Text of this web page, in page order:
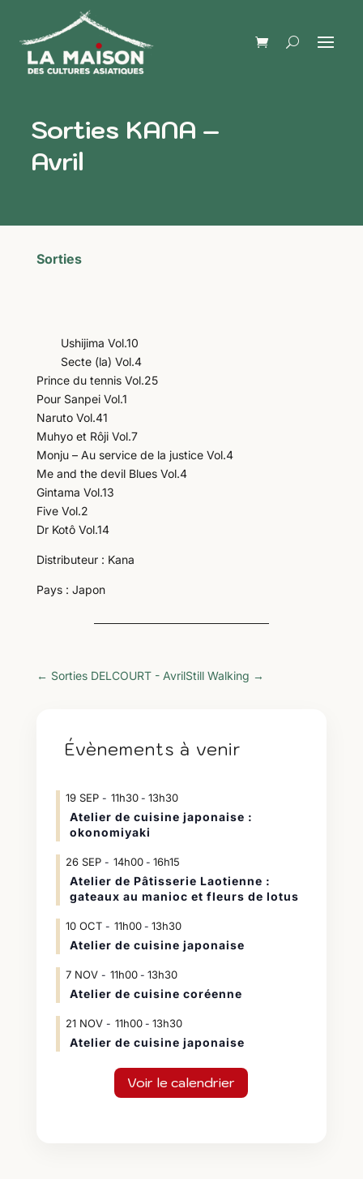
Sorties KANA –
Avril
Sorties
Ushijima Vol.10
Secte (la) Vol.4
Prince du tennis Vol.25
Pour Sanpei Vol.1
Naruto Vol.41
Muhyo et Rôji Vol.7
Monju – Au service de la justice Vol.4
Me and the devil Blues Vol.4
Gintama Vol.13
Five Vol.2
Dr Kotô Vol.14
Distributeur : Kana
Pays : Japon
← Sorties DELCOURT - AvrilStill Walking →
Évènements à venir
19 SEP 11h30- 13h30
Atelier de cuisine japonaise :
okonomiyaki
26 SEP 14h00- 16h15
Atelier de Pâtisserie Laotienne :
gateaux au manioc et fleurs de lotus
10 OCT 11h00- 13h30
Atelier de cuisine japonaise
7 NOV 11h00- 13h30
Atelier de cuisine coréenne
21 NOV 11h00- 13h30
Atelier de cuisine japonaise
Voir le calendrier